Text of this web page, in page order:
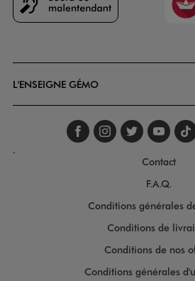
L'ENSEIGNE GÉMO
Suivez-
Suivez-
.
Contact
F.A.Q.
Conditions générales
Conditions de
Conditions de nos
Conditions générales